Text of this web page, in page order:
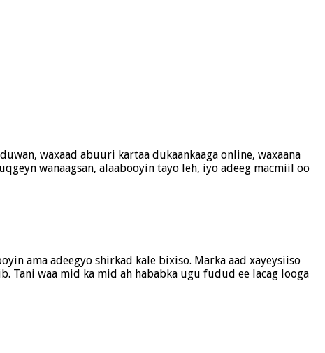
waxaad abuuri kartaa dukaankaaga online, waxaana
wanaagsan, alaabooyin tayo leh, iyo adeeg macmiil oo
ama adeegyo shirkad kale bixiso. Marka aad xayeysiiso
Tani waa mid ka mid ah hababka ugu fudud ee lacag looga